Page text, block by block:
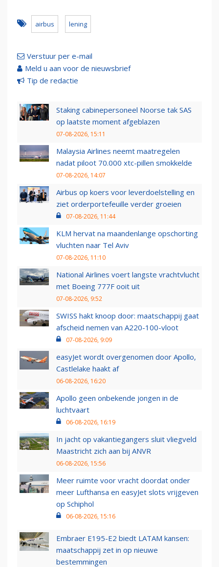
airbus lening
Verstuur per e-mail
Meld u aan voor de nieuwsbrief
Tip de redactie
Staking cabinepersoneel Noorse tak SAS
op laatste moment afgeblazen
07-08-2026, 15:11
Malaysia Airlines neemt maatregelen
nadat piloot 70.000 xtc-pillen smokkelde
07-08-2026, 14:07
Airbus op koers voor leverdoelstelling en
ziet orderportefeuille verder groeien
07-08-2026, 11:44
KLM hervat na maandenlange opschorting
vluchten naar Tel Aviv
07-08-2026, 11:10
National Airlines voert langste vrachtvlucht
met Boeing 777F ooit uit
07-08-2026, 9:52
SWISS hakt knoop door: maatschappij gaat
afscheid nemen van A220-100-vloot
07-08-2026, 9:09
easyJet wordt overgenomen door Apollo,
Castlelake haakt af
06-08-2026, 16:20
Apollo geen onbekende jongen in de
luchtvaart
06-08-2026, 16:19
In jacht op vakantiegangers sluit vliegveld
Maastricht zich aan bij ANVR
06-08-2026, 15:56
Meer ruimte voor vracht doordat onder
meer Lufthansa en easyJet slots vrijgeven
op Schiphol
06-08-2026, 15:16
Embraer E195-E2 biedt LATAM kansen:
maatschappij zet in op nieuwe
bestemmingen